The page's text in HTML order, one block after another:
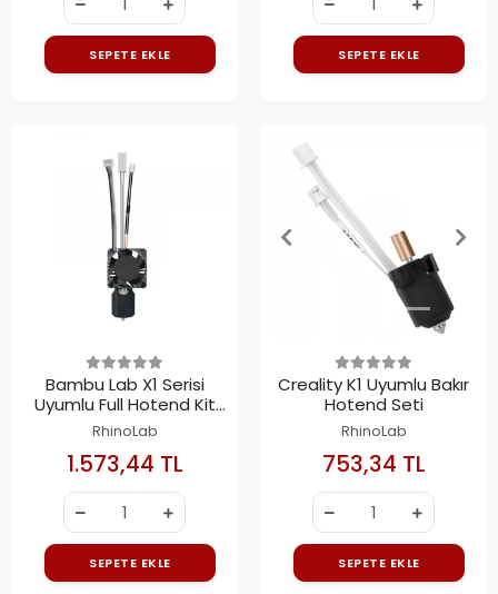
SEPETE EKLE SEPETE EKLE
Bambu Lab X1 Serisi
Uyumlu Full Hotend Kit
0.4mm
RhinoLab
1.573,44 TL
SEPETE EKLE
Creality K1 Uyumlu Bakır
Hotend Seti
RhinoLab
753,34 TL
SEPETE EKLE